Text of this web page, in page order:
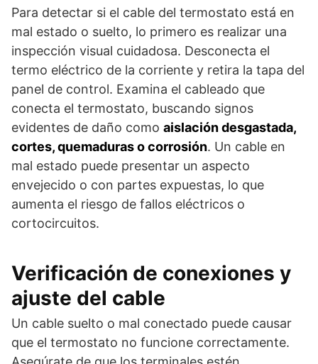
Para detectar si el cable del termostato está en
mal estado o suelto, lo primero es realizar una
inspección visual cuidadosa. Desconecta el
termo eléctrico de la corriente y retira la tapa del
panel de control. Examina el cableado que
conecta el termostato, buscando signos
evidentes de daño como aislación desgastada,
cortes, quemaduras o corrosión. Un cable en
mal estado puede presentar un aspecto
envejecido o con partes expuestas, lo que
aumenta el riesgo de fallos eléctricos o
cortocircuitos.
Verificación de conexiones y
ajuste del cable
Un cable suelto o mal conectado puede causar
que el termostato no funcione correctamente.